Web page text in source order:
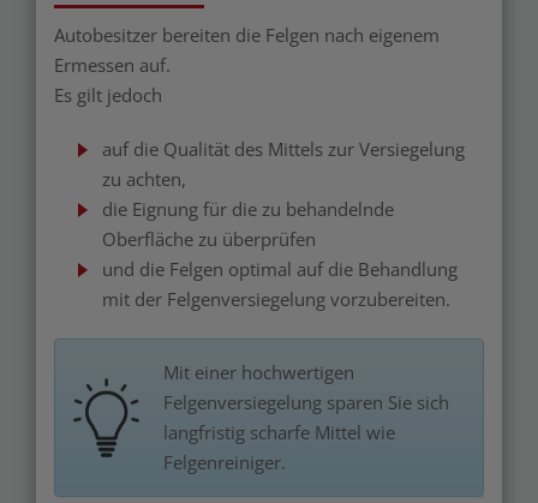
Autobesitzer bereiten die Felgen nach eigenem
Ermessen auf.
Es gilt jedoch
auf die Qualität des Mittels zur Versiegelung
zu achten,
die Eignung für die zu behandelnde
Oberfläche zu überprüfen
und die Felgen optimal auf die Behandlung
mit der Felgenversiegelung vorzubereiten.
Mit einer hochwertigen
Felgenversiegelung sparen Sie sich
langfristig scharfe Mittel wie
Felgenreiniger.